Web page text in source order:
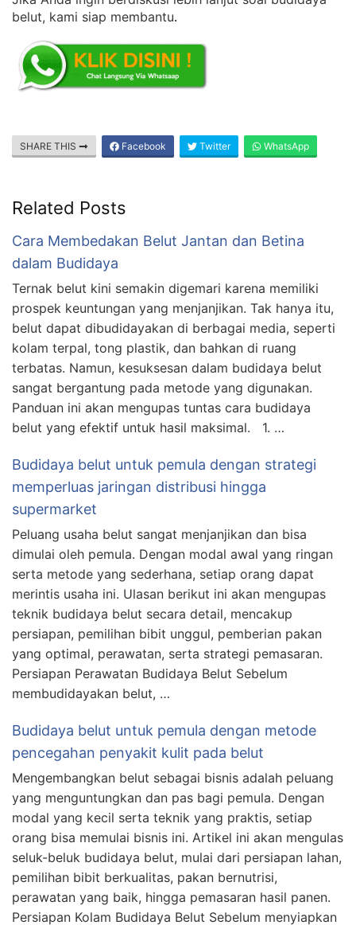
belut, kami siap membantu.
SHARE THIS Facebook Twitter WhatsApp
Related Posts
Cara Membedakan Belut Jantan dan Betina
dalam Budidaya
Ternak belut kini semakin digemari karena memiliki
prospek keuntungan yang menjanjikan. Tak hanya itu,
belut dapat dibudidayakan di berbagai media, seperti
kolam terpal, tong plastik, dan bahkan di ruang
terbatas. Namun, kesuksesan dalam budidaya belut
sangat bergantung pada metode yang digunakan.
Panduan ini akan mengupas tuntas cara budidaya
belut yang efektif untuk hasil maksimal. 1. …
Budidaya belut untuk pemula dengan strategi
memperluas jaringan distribusi hingga
supermarket
Peluang usaha belut sangat menjanjikan dan bisa
dimulai oleh pemula. Dengan modal awal yang ringan
serta metode yang sederhana, setiap orang dapat
merintis usaha ini. Ulasan berikut ini akan mengupas
teknik budidaya belut secara detail, mencakup
persiapan, pemilihan bibit unggul, pemberian pakan
yang optimal, perawatan, serta strategi pemasaran.
Persiapan Perawatan Budidaya Belut Sebelum
membudidayakan belut, …
Budidaya belut untuk pemula dengan metode
pencegahan penyakit kulit pada belut
Mengembangkan belut sebagai bisnis adalah peluang
yang menguntungkan dan pas bagi pemula. Dengan
modal yang kecil serta teknik yang praktis, setiap
orang bisa memulai bisnis ini. Artikel ini akan mengulas
seluk-beluk budidaya belut, mulai dari persiapan lahan,
pemilihan bibit berkualitas, pakan bernutrisi,
perawatan yang baik, hingga pemasaran hasil panen.
Persiapan Kolam Budidaya Belut Sebelum menyiapkan